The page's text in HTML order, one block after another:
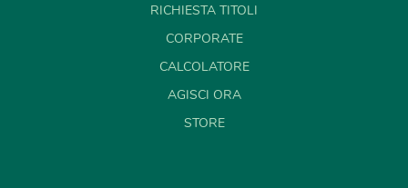
RICHIESTA TITOLI
CORPORATE
CALCOLATORE
AGISCI ORA
STORE